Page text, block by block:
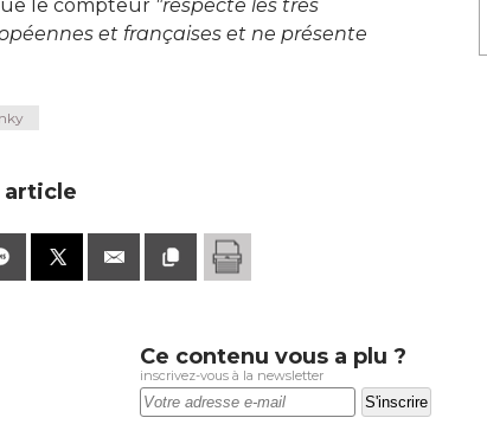
le compteur "respecte les très
et françaises et ne présente
article
Ce contenu vous a plu ?
inscrivez-vous à la newsletter